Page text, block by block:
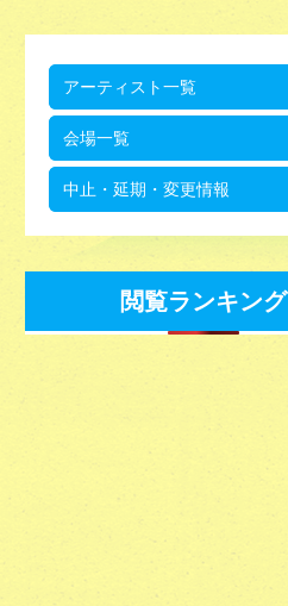
アーティスト一覧
会場一覧
中止・延期・変更情報
閲覧ランキング